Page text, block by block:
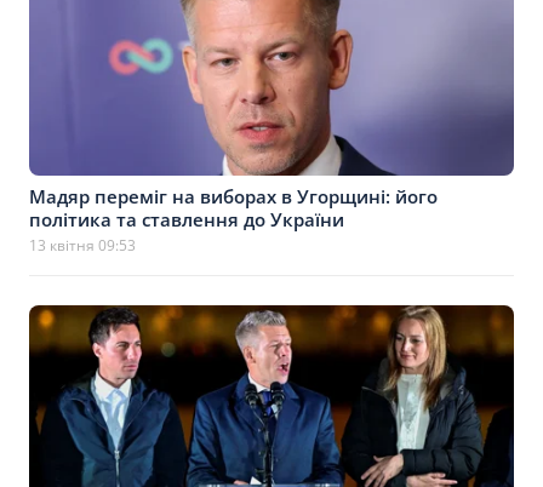
Мадяр переміг на виборах в Угорщині: його
політика та ставлення до України
13 квітня 09:53